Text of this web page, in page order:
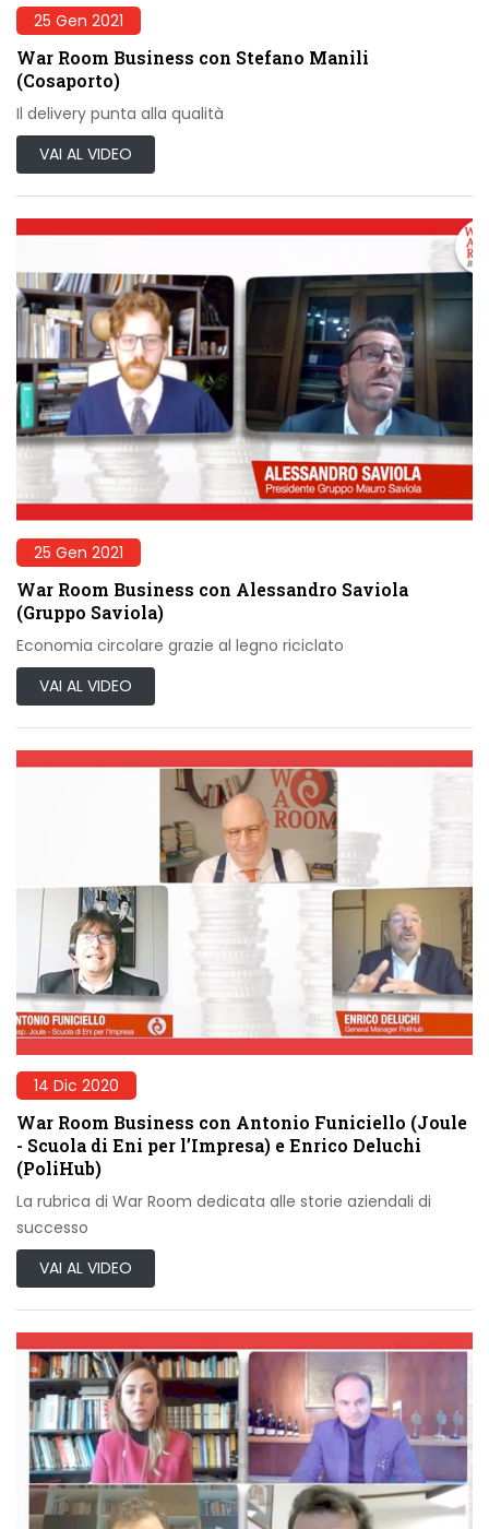
25 Gen 2021
War Room Business con Stefano Manili
(Cosaporto)
Il delivery punta alla qualità
VAI AL VIDEO
25 Gen 2021
War Room Business con Alessandro Saviola
(Gruppo Saviola)
Economia circolare grazie al legno riciclato
VAI AL VIDEO
14 Dic 2020
War Room Business con Antonio Funiciello (Joule
- Scuola di Eni per l’Impresa) e Enrico Deluchi
(PoliHub)
La rubrica di War Room dedicata alle storie aziendali di
successo
VAI AL VIDEO